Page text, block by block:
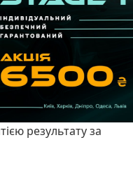
результату за